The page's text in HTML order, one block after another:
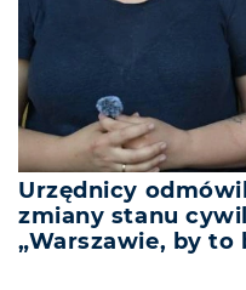
Urzędnicy
zmiany stanu
„Warszawie, by to